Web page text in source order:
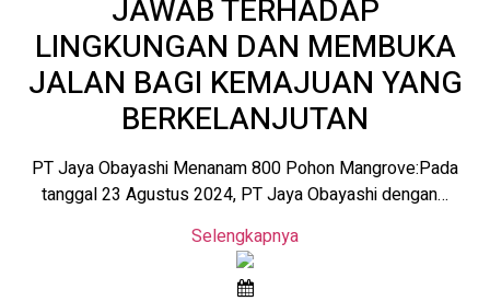
JAWAB TERHADAP
LINGKUNGAN DAN MEMBUKA
JALAN BAGI KEMAJUAN YANG
BERKELANJUTAN
PT Jaya Obayashi Menanam 800 Pohon Mangrove:Pada
tanggal 23 Agustus 2024, PT Jaya Obayashi dengan…
Selengkapnya